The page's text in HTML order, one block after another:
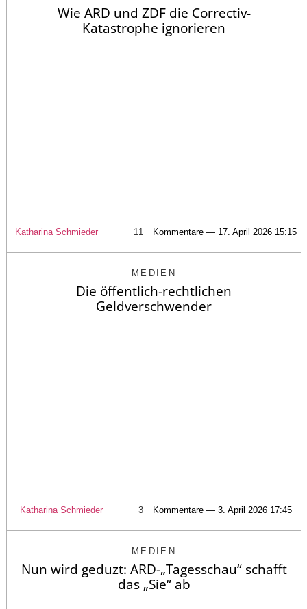
Wie ARD und ZDF die Correctiv-
Katastrophe ignorieren
Katharina Schmieder 11 Kommentare — 17. April 2026 15:15
MEDIEN
Die öffentlich-rechtlichen
Geldverschwender
Katharina Schmieder 3 Kommentare — 3. April 2026 17:45
MEDIEN
Nun wird geduzt: ARD-„Tagesschau“ schafft
das „Sie“ ab